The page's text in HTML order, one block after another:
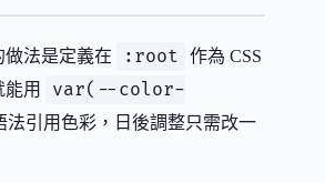
法是定義在 :root
作為 CSS
用
var(--color-
法引用色彩，日後調整只需改一